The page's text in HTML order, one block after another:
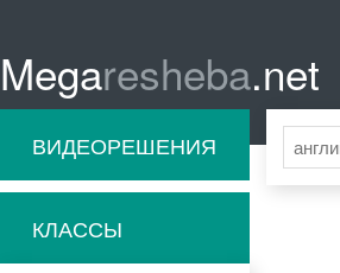
Megaresheba.net
ВИДЕОРЕШЕНИЯ
КЛАССЫ